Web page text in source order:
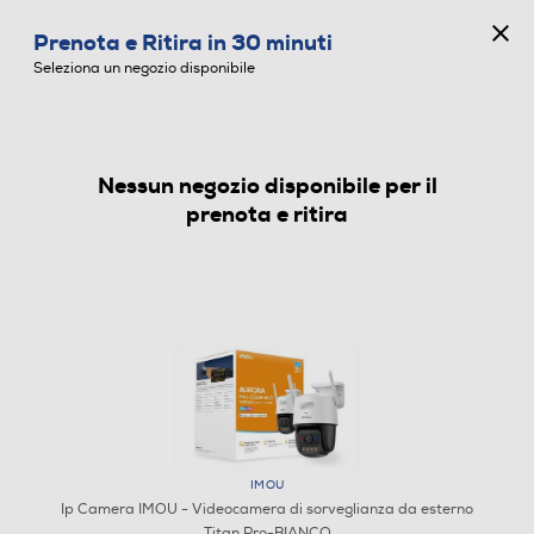
IP CAMERA
Prenota e Ritira in 30 minuti
Seleziona un negozio disponibile
Nessun negozio disponibile per il
prenota e ritira
IMOU
Ip Camera IMOU - Videocamera di sorveglianza da esterno